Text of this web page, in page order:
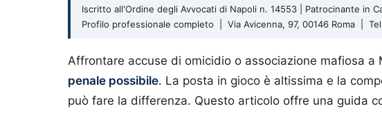
Iscritto all'Ordine degli Avvocati di Napoli n. 14553 | Patrocinante in
Profilo professionale completo | Via Avicenna, 97, 00146 Roma |
Affrontare accuse di omicidio o associazione mafiosa a
penale possibile. La posta in gioco è altissima e la
può fare la differenza. Questo articolo offre una guida